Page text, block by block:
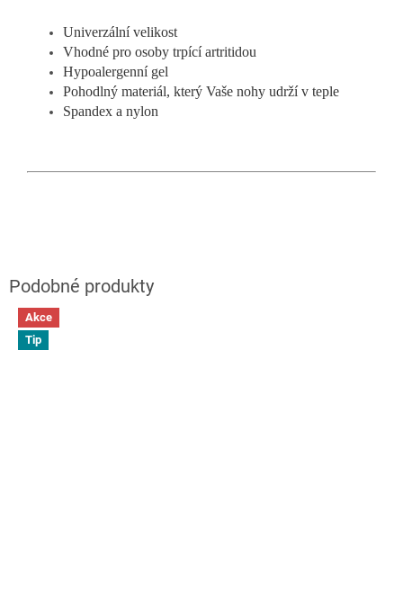
Univerzální velikost
Vhodné pro osoby trpící artritidou
Hypoalergenní gel
Pohodlný materiál, který Vaše nohy udrží v teple
Spandex a nylon
Akce
Tip